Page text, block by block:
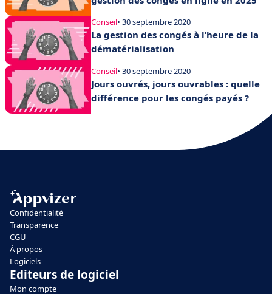
Conseil• 30 septembre 2020
La gestion des congés à l’heure de la
dématérialisation
Conseil• 30 septembre 2020
Jours ouvrés, jours ouvrables : quelle
différence pour les congés payés ?
Confidentialité
Transparence
CGU
À propos
Logiciels
Editeurs de logiciel
Mon compte